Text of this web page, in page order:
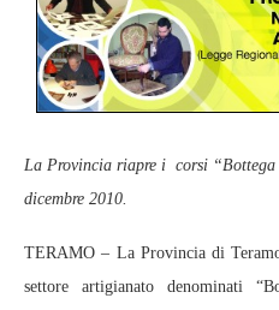
La Provincia riapre i corsi “Bottega
dicembre 2010.
TERAMO – La Provincia di
settore artigianato denominati